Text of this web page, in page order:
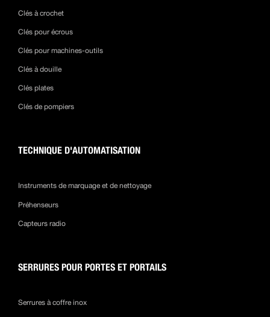
Clés à crochet
Clés pour écrous
Clés pour machines-outils
Clés à douille
Clés plates
Clés de pompiers
TECHNIQUE D'AUTOMATISATION
Instruments de marquage et de nettoyage
Préhenseurs
Capteurs radio
SERRURES POUR PORTES ET PORTAILS
Serrures à coffre inox